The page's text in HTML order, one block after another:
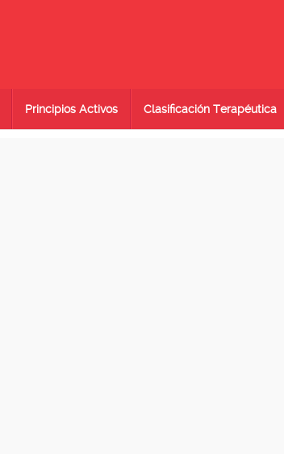
Principios Activos Clasificación Terapéutica